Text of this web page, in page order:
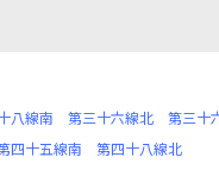
八線南 第三十六線北
第三十
四十五線南
第四十八線北